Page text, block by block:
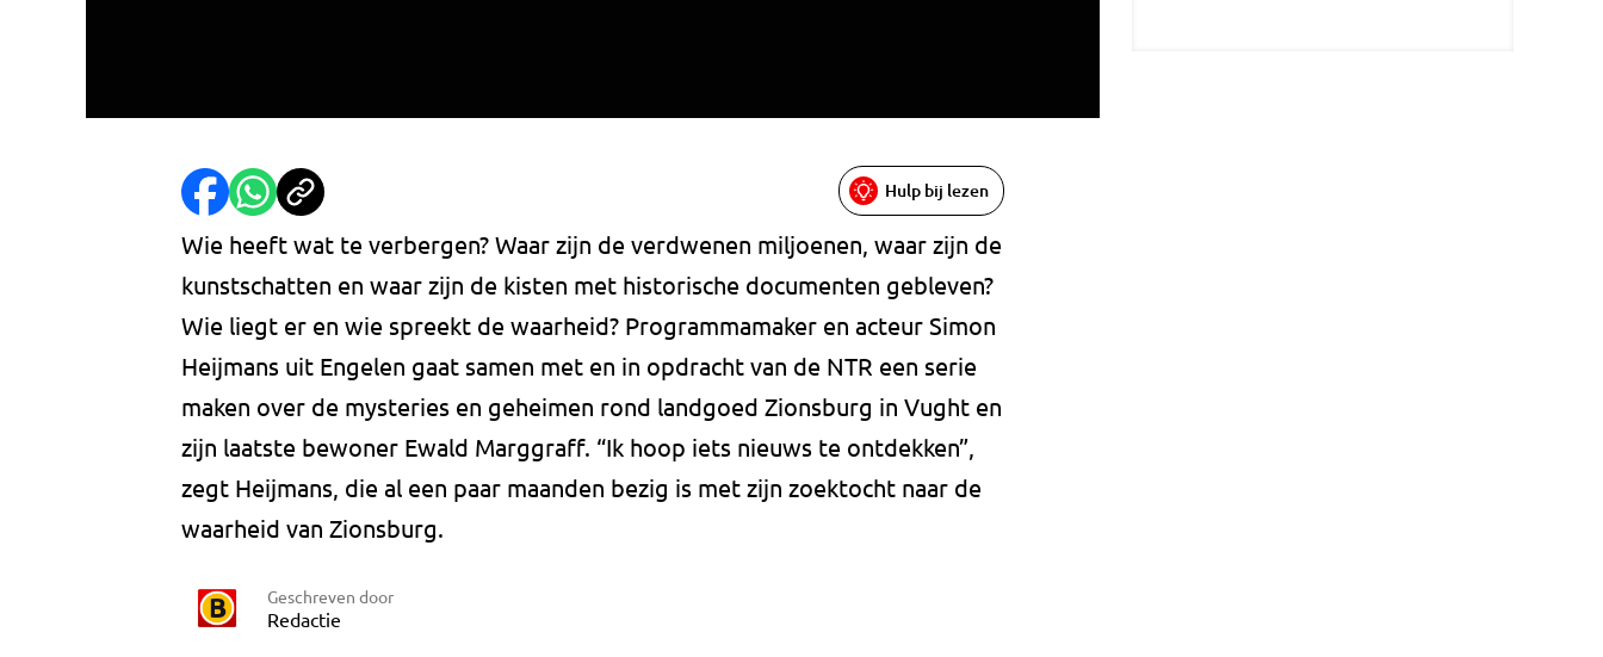
Hulp bij lezen
Wie heeft wat te verbergen? Waar zijn de verdwenen miljoenen, waar zijn de
kunstschatten en waar zijn de kisten met historische documenten gebleven?
Wie liegt er en wie spreekt de waarheid? Programmamaker en acteur Simon
Heijmans uit Engelen gaat samen met en in opdracht van de NTR een serie
maken over de mysteries en geheimen rond landgoed Zionsburg in Vught en
zijn laatste bewoner Ewald Marggraff. “Ik hoop iets nieuws te ontdekken”,
zegt Heijmans, die al een paar maanden bezig is met zijn zoektocht naar de
waarheid van Zionsburg.
Geschreven door
Redactie